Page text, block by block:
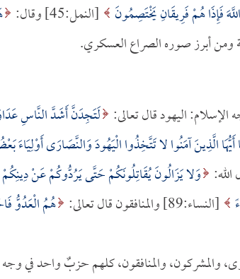
فَإِذَا هُمْ فَرِيقَانِ يَخْتَصِمُونَ
[النمل:45] وقال:
اليهود قال تعالى: لَتَجِدَنَّ أَشَدَّ النَّاسِ
أَيُّهَا الَّذِينَ آمَنُوا لا تَتَّخِذُوا الْيَهُودَ وَالنَّصَارَى
وَلا يَزَالُونَ يُقَاتِلُونَكُمْ حَتَّى يَرُدُّوكُمْ عَنْ
[النساء:89] والمنافقون قال تعالى:
هُمُ الْعَدُوُّ
والمشركون، والمنافقون، كلهم حزبٌ واحد في وجه